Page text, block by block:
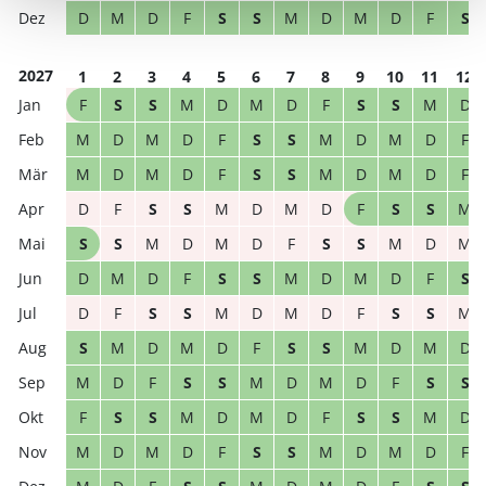
D
M D F S S M D M D F S
2027 1 2 3 4 5 6 7 8 9 10 11
12
F
S S M D M D F S S M
D
M
D M D F S S M D M D
F
M
D M D F S S M D M D
F
D
F S S M D M D F S S
M
S
S M D M D F S S M D
M
D
M D F S S M D M D F
S
D
F S S M D M D F S S
M
S
M D M D F S S M D M
D
M
D F S S M D M D F S
S
F
S S M D M D F S S M
D
M
D M D F S S M D M D
F